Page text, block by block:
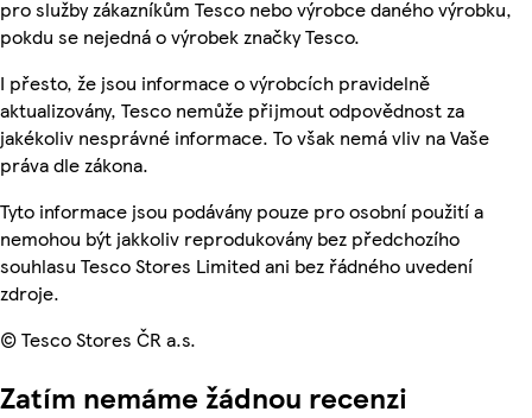
pro služby zákazníkům Tesco nebo výrobce daného výrobku,
pokdu se nejedná o výrobek značky Tesco.
I přesto, že jsou informace o výrobcích pravidelně
aktualizovány, Tesco nemůže přijmout odpovědnost za
jakékoliv nesprávné informace. To však nemá vliv na Vaše
práva dle zákona.
Tyto informace jsou podávány pouze pro osobní použití a
nemohou být jakkoliv reprodukovány bez předchozího
souhlasu Tesco Stores Limited ani bez řádného uvedení
zdroje.
© Tesco Stores ČR a.s.
Zatím nemáme žádnou recenzi